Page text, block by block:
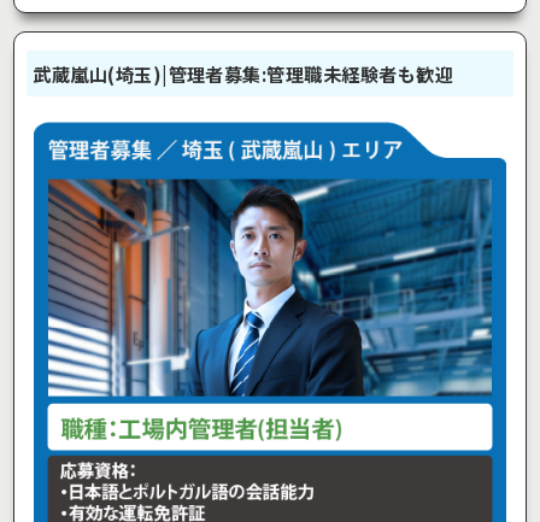
武蔵嵐山(埼玉)|管理者募集:管理職未経験者も歓迎